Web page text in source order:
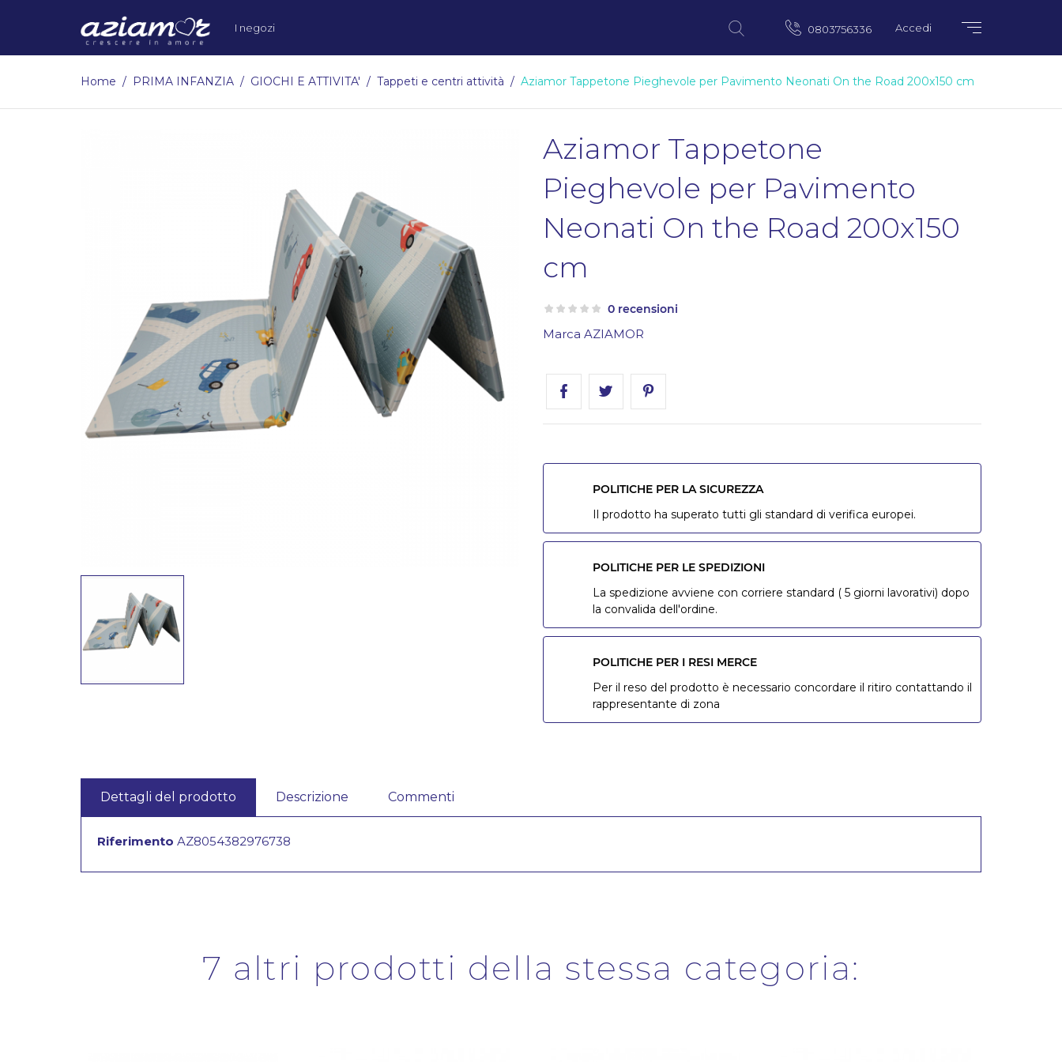
I negozi 0803756336 Accedi
Home PRIMA INFANZIA GIOCHI E ATTIVITA' Tappeti e centri attività Aziamor Tappetone Pieghevole per Pavimento Neonati On the Road 200x150 cm
Aziamor Tappetone
Pieghevole per Pavimento
Neonati On the Road 200x150
cm
0 recensioni
Marca AZIAMOR
POLITICHE PER LA SICUREZZA
Il prodotto ha superato tutti gli standard di verifica europei.
POLITICHE PER LE SPEDIZIONI
La spedizione avviene con corriere standard ( 5 giorni lavorativi) dopo
la convalida dell'ordine.
POLITICHE PER I RESI MERCE
Per il reso del prodotto è necessario concordare il ritiro contattando il
rappresentante di zona
Dettagli del prodotto Descrizione Commenti
Riferimento AZ8054382976738
7 altri prodotti della stessa categoria: